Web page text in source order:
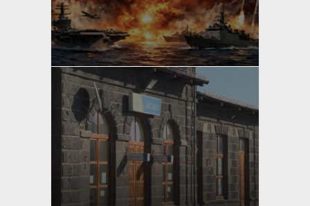
yazan
Bahri Ak
yazan
Bahri Ak